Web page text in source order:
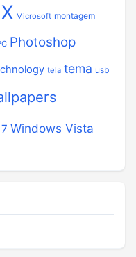
Microsoft montagem
Photoshop
tela tema usb
Windows Vista